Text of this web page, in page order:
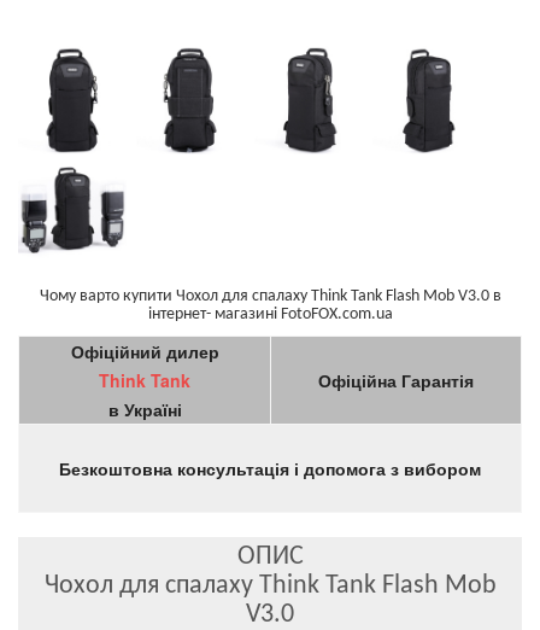
Чому варто купити Чохол для спалаху Think Tank Flash Mob V3.0 в
інтернет- магазині FotoFOX.com.ua
Офіційний дилер
Think Tank
в Україні
Офіційна Гарантія
Безкоштовна консультація і допомога з вибором
ОПИС
Чохол для спалаху Think Tank Flash Mob
V3.0